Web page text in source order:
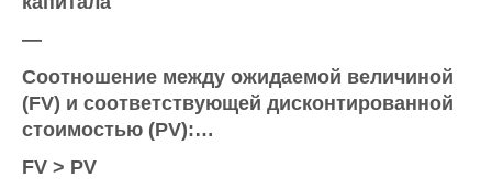
—
Соотношение между ожидаемой величиной
(FV) и соответствующей дисконтированной
стоимостью (РV):…
FV > РV